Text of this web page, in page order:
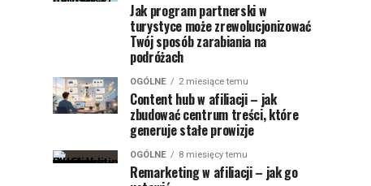
Jak program partnerski w
turystyce może zrewolucjonizować
Twój sposób zarabiania na
podróżach
OGÓLNE 2 miesiące temu
Content hub w afiliacji – jak
zbudować centrum treści, które
generuje stałe prowizje
OGÓLNE 8 miesięcy temu
Remarketing w afiliacji – jak go